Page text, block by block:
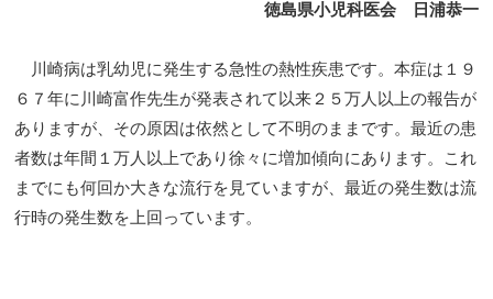
徳島県小児科医会 日浦恭一
川崎病は乳幼児に発生する急性の熱性疾患です。本症は１９
６７年に川崎富作先生が発表されて以来２５万人以上の報告が
ありますが、その原因は依然として不明のままです。最近の患
者数は年間１万人以上であり徐々に増加傾向にあります。これ
までにも何回か大きな流行を見ていますが、最近の発生数は流
行時の発生数を上回っています。